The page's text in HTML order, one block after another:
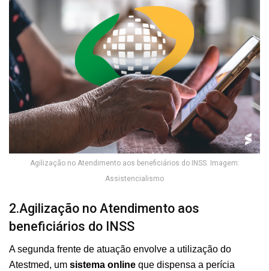
Agilização no Atendimento aos beneficiários do INSS. Imagem:
Assistencialismo
2.Agilização no Atendimento aos
beneficiários do INSS
A segunda frente de atuação envolve a utilização do
Atestmed, um sistema online que dispensa a perícia